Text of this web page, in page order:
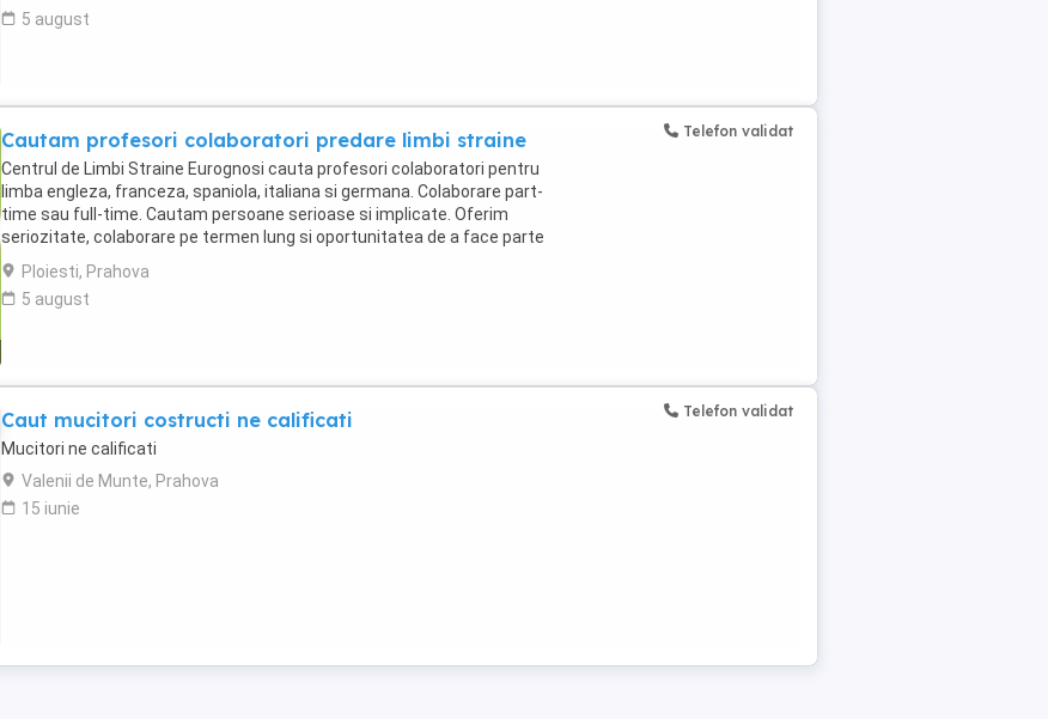
5 august
Cautam profesori colaboratori predare limbi straine
Centrul de Limbi Straine Eurognosi cauta profesori colaboratori pentru
limba engleza, franceza, spaniola, italiana si germana. Colaborare part-
time sau full-time. Cautam persoane serioase si implicate. Oferim
seriozitate, colaborare pe termen lung si oportunitatea de a face parte
dintr-o franciza educationala ...
Ploiesti, Prahova
5 august
Telefon validat
Caut mucitori costructi ne calificati
Mucitori ne calificati
Valenii de Munte, Prahova
15 iunie
Telefon validat